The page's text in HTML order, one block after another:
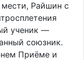
Райшин с
ученик —
союзник.
Приёме и